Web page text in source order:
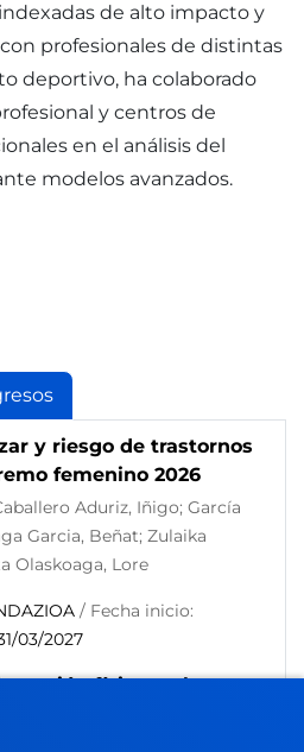
de alto impacto y
profesionales de distintas
deportivo, ha colaborado
y centros de
en el análisis del
modelos avanzados.
y riesgo de trastornos
femenino 2026
Aduriz, Iñigo; García
Garcia, Beñat; Zulaika
Olaskoaga, Lore
/ Fecha inicio:
03/2027
física en la